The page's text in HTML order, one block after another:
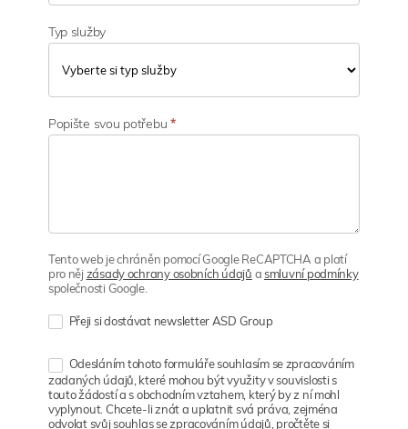
Typ služby
Popište svou potřebu*
Tento web je chráněn pomocí Google ReCAPTCHA a platí
pro nějzásady ochrany osobních údajů asmluvní podmínky
společnosti Google.
Přeji si dostávat newsletter ASD Group
Odesláním tohoto formuláře souhlasím se zpracováním
zadaných údajů, které mohou být využity v souvislosti s
touto žádostí a s obchodním vztahem, který by z ní mohl
vyplynout. Chcete-li znát a uplatnit svá práva, zejména
odvolat svůj souhlas se zpracováním údajů, pročtěte si